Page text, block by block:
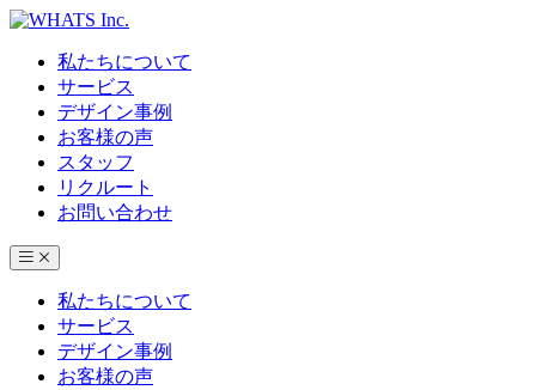
私たちについて
サービス
デザイン事例
お客様の声
スタッフ
リクルート
お問い合わせ
私たちについて
サービス
デザイン事例
お客様の声